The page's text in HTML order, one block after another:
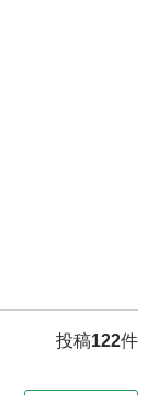
投稿122件